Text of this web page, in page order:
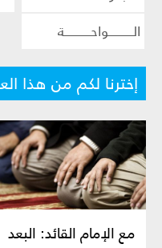
الــــــــــواحـــــــــــة
إخترنا لكم من هذا
مع الإمام القائد: البعد